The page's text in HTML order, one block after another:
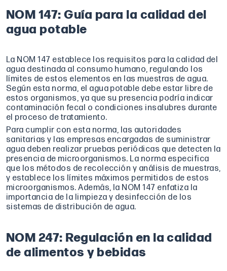
NOM 147: Guía para la calidad del
agua potable
La NOM 147 establece los requisitos para la calidad del
agua destinada al consumo humano, regulando los
límites de estos elementos en las muestras de agua.
Según esta norma, el agua potable debe estar libre de
estos organismos, ya que su presencia podría indicar
contaminación fecal o condiciones insalubres durante
el proceso de tratamiento.
Para cumplir con esta norma, las autoridades
sanitarias y las empresas encargadas de suministrar
agua deben realizar pruebas periódicas que detecten la
presencia de microorganismos. La norma especifica
que los métodos de recolección y análisis de muestras,
y establece los límites máximos permitidos de estos
microorganismos. Además, la NOM 147 enfatiza la
importancia de la limpieza y desinfección de los
sistemas de distribución de agua.
NOM 247: Regulación en la calidad
de alimentos y bebidas